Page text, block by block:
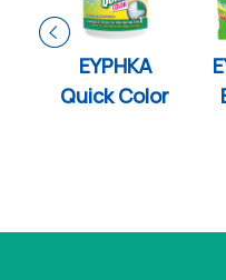
EYPHKA
Quick Color